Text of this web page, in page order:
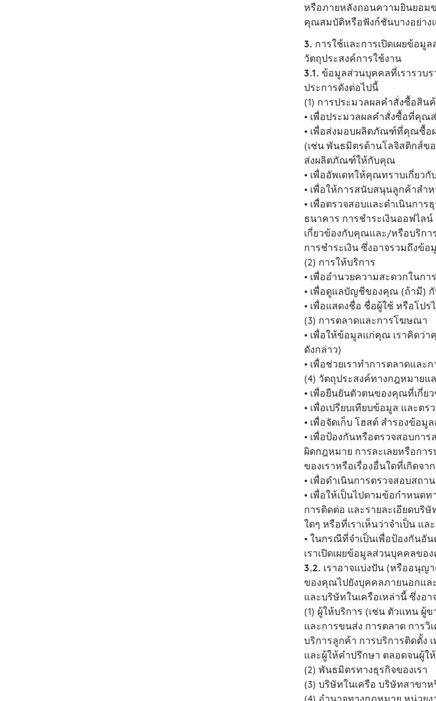
หรือภายหลังถอนความยินยอม
คุณสมบัติหรือฟังก์ชันบางอย่าง
3. การใช้และการเปิดเผยข้อ
วัตถุประสงค์การใช้งาน
3.1. ข้อมูลส่วนบุคคลที่เรารวบ
ประการดังต่อไปนี้
(1) การประมวลผลคำสั่งซื้อสิ
• เพื่อประมวลผลคำสั่งซื้อที่คุณ
• เพื่อส่งมอบผลิตภัณฑ์ที่คุณซื้อ
(เช่น พันธมิตรด้านโลจิสติกส์ข
ส่งผลิตภัณฑ์ให้กับคุณ
• เพื่ออัพเดทให้คุณทราบเกี่ยว
• เพื่อให้การสนับสนุนลูกค้าสำ
• เพื่อตรวจสอบและดำเนินการ
ธนาคาร การชำระเงินออฟไล
เกี่ยวข้องกับคุณและ/หรือบริกา
การชำระเงิน ซึ่งอาจรวมถึงข้
(2) การให้บริการ
• เพื่ออำนวยความสะดวกในก
• เพื่อดูแลบัญชีของคุณ (ถ้ามี) กั
• เพื่อแสดงชื่อ ชื่อผู้ใช้ หรือโ
(3) การตลาดและการโฆษณา
• เพื่อให้ข้อมูลแก่คุณ เราคิดว่
ดังกล่าว)
• เพื่อช่วยเราทำการตลาดและ
(4) วัตถุประสงค์ทางกฎหมายแ
• เพื่อยืนยันตัวตนของคุณที่เกี่ย
• เพื่อเปรียบเทียบข้อมูล และ
• เพื่อจัดเก็บ โฮสต์ สำรองข้อ
• เพื่อป้องกันหรือตรวจสอบกา
ผิดกฎหมาย การละเลยหรือกา
ของเราหรือเรื่องอื่นใดที่เกิดจ
• เพื่อดำเนินการตรวจสอบสถ
• เพื่อให้เป็นไปตามข้อกำหนด
การติดต่อ และรายละเอียดบริ
ใดๆ หรือที่เราเห็นว่าจำเป็น และ
• ในกรณีที่จำเป็นเพื่อป้องกันอั
เราเปิดเผยข้อมูลส่วนบุคคลขอ
3.2. เราอาจแบ่งปัน (หรืออนุ
ของคุณไปยังบุคคลภายนอกแล
และบริษัทในเครือเหล่านี้ ซึ่งอ
(1) ผู้ให้บริการ (เช่น ตัวแทน ผู้
และการขนส่ง การตลาด การวิ
บริการลูกค้า การบริการติดตั้ง
และผู้ให้คำปรึกษา ตลอดจนผู้ใ
(2) พันธมิตรทางธุรกิจของเรา
(3) บริษัทในเครือ บริษัทสาขา